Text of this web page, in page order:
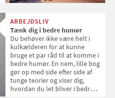
ARBEJDSLIV
Tænk dig i bedre humør
Du behøver ikke være helt i
kulkælderen for at kunne
bruge et par råd til at komme i
bedre humør. En nem, lille bog
gør op med side efter side af
tunge teorier og viser dig,
hvordan du let bliver i bedre